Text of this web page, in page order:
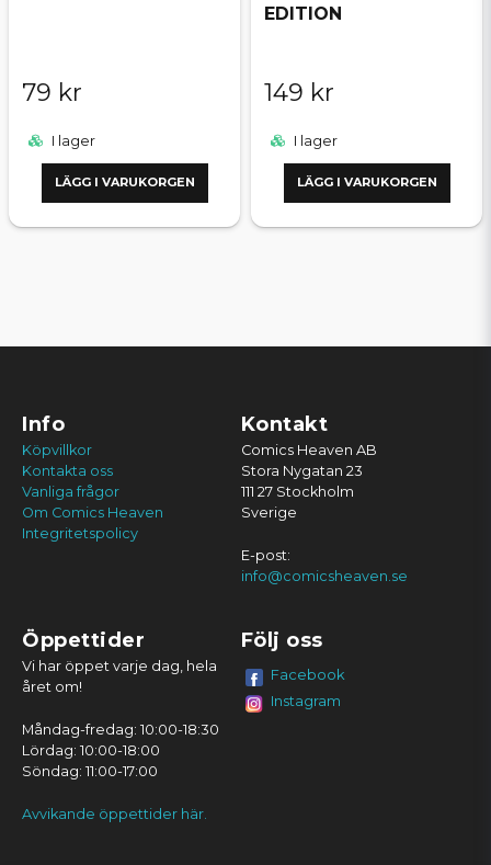
79 kr
I lager
LÄGG I VARUKORGEN
EDITION
149 kr
I lager
LÄGG I VARUKORGEN
Info
Köpvillkor
Kontakta oss
Vanliga frågor
Om Comics Heaven
Integritetspolicy
Kontakt
Comics Heaven AB
Stora Nygatan 23
111 27 Stockholm
Sverige
E-post:
info@comicsheaven.se
Öppettider
Vi har öppet varje dag, hela
året om!
Måndag-fredag: 10:00-18:30
Lördag: 10:00-18:00
Söndag: 11:00-17:00
Avvikande öppettider här.
Följ oss
Facebook
Instagram